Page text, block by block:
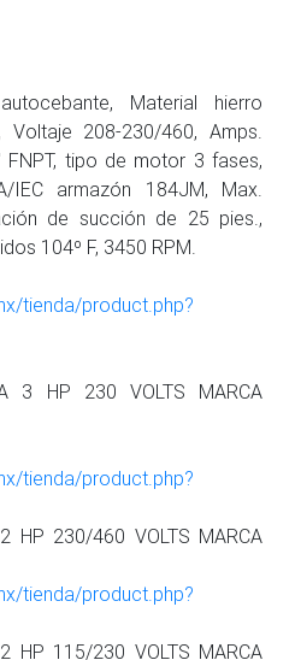
Material hierro
208-230/460, Amps.
FNPT, tipo de motor 3 fases,
IEC armazón 184JM, Max.
de succión de 25 pies.,
104º F, 3450 RPM.
tienda/product.php?
3 HP 230 VOLTS MARCA
tienda/product.php?
HP 230/460 VOLTS MARCA
tienda/product.php?
HP 115/230 VOLTS MARCA